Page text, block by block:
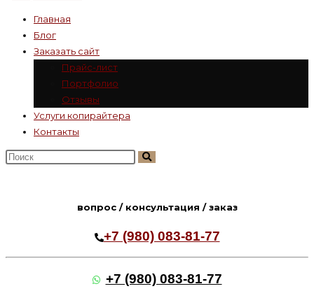
Главная
Блог
Заказать сайт
Прайс-лист
Портфолио
Отзывы
Услуги копирайтера
Контакты
Поиск
вопрос / консультация / заказ
+7 (980) 083-81-77
+7 (980) 083-81-77